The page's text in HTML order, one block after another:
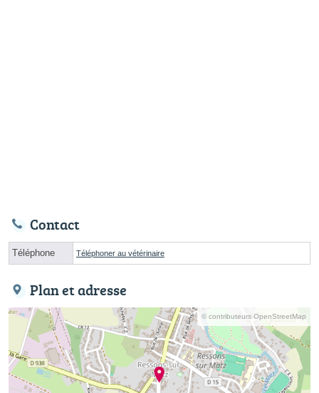
Contact
Téléphone Téléphoner au vétérinaire
Plan et adresse
© contributeurs OpenStreetMap